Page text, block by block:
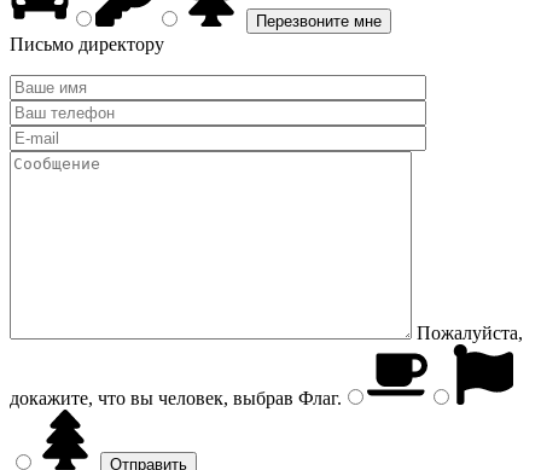
Письмо директору
Пожалуйста,
докажите, что вы человек, выбрав Флаг.